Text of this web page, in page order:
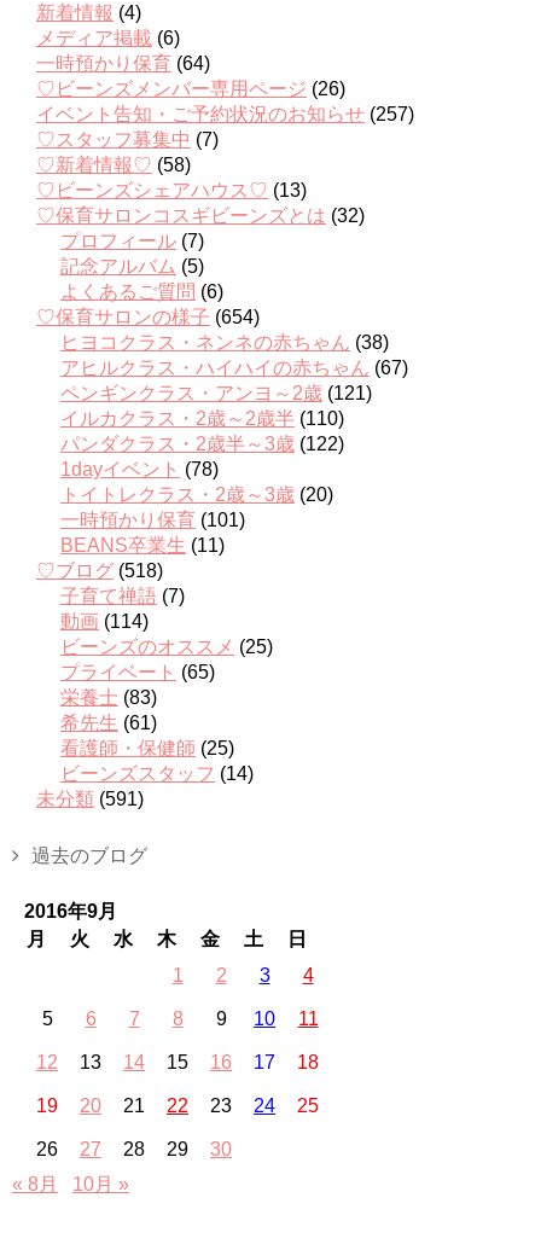
新着情報 (4)
メディア掲載 (6)
一時預かり保育 (64)
♡ビーンズメンバー専用ページ (26)
イベント告知・ご予約状況のお知らせ (257)
♡スタッフ募集中 (7)
♡新着情報♡ (58)
♡ビーンズシェアハウス♡ (13)
♡保育サロンコスギビーンズとは (32)
プロフィール (7)
記念アルバム (5)
よくあるご質問 (6)
♡保育サロンの様子 (654)
ヒヨコクラス・ネンネの赤ちゃん (38)
アヒルクラス・ハイハイの赤ちゃん (67)
ペンギンクラス・アンヨ～2歳 (121)
イルカクラス・2歳～2歳半 (110)
パンダクラス・2歳半～3歳 (122)
1dayイベント (78)
トイトレクラス・2歳～3歳 (20)
一時預かり保育 (101)
BEANS卒業生 (11)
♡ブログ (518)
子育て禅語 (7)
動画 (114)
ビーンズのオススメ (25)
プライベート (65)
栄養士 (83)
希先生 (61)
看護師・保健師 (25)
ビーンズスタッフ (14)
未分類 (591)
過去のブログ
2016年9月
月
火 水 木 金 土
日
1
2 3 4
5 6 7 8 9 10 11
12 13 14 15 16 17 18
19 20 21 22 23 24 25
26 27 28 29
30
« 8月
10月 »